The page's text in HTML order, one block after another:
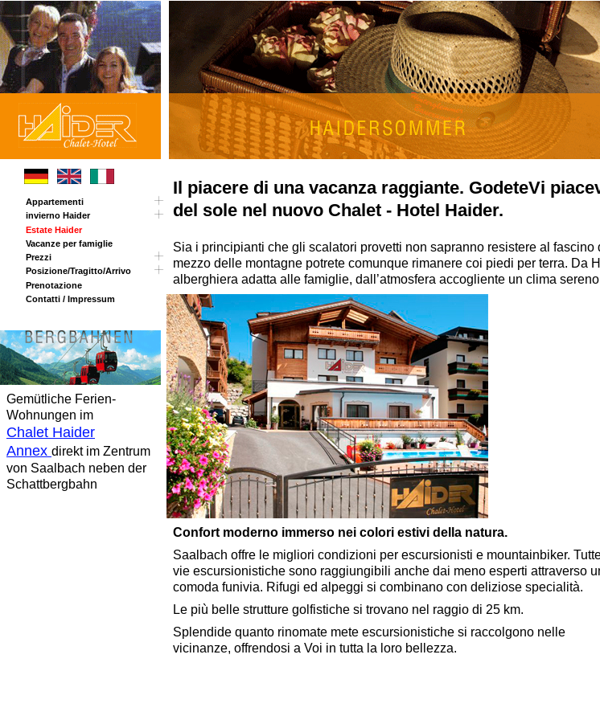
Appartementi
Tour
invierno Haider
Carta panoramica
Chalet Haider Annex
Estate Haider
Vacanze per famiglie
Prezzi
Opening invernale
Sorpresa di Pasqua
Prezzi estivi
Posizione/Tragitto/Arrivo
Tragitto
Prenotazione
Contatti / Impressum
Gemütliche Ferien-
Wohnungen im
Chalet Haider
Annex direkt im Zentrum
von Saalbach neben der
Schattbergbahn
Il piacere di una vacanza raggiante. GodeteVi
del sole nel nuovo Chalet - Hotel Haider.
Sia i principianti che gli scalatori provetti non sapranno resistere al fascino
mezzo delle montagne potrete comunque rimanere coi piedi per terra. Da
alberghiera adatta alle famiglie, dall’atmosfera accogliente un clima
Confort moderno immerso nei colori estivi della natura.
Saalbach offre le migliori condizioni per escursionisti e mountainbiker.
vie escursionistiche sono raggiungibili anche dai meno esperti attraverso
comoda funivia. Rifugi ed alpeggi si combinano con deliziose specialità.
Le più belle strutture golfistiche si trovano nel raggio di 25 km.
Splendide quanto rinomate mete escursionistiche si raccolgono nelle
vicinanze, offrendosi a Voi in tutta la loro bellezza.